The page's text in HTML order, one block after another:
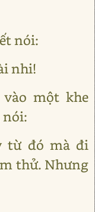
nói:
nhi!
một khe
nói:
từ đó mà đi
thử. Nhưng